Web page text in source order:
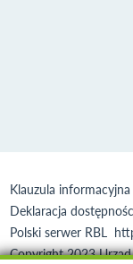
Klauzula
Deklaracja
Polski serwer RBL
Copyright 2023